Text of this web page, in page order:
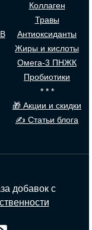
Коллаген
Травы
Антиоксиданты
Жиры и кислоты
Омега-3 ПНЖК
Пробиотики
* * *
🎁 Акции и скидки
✍ Статьи блога
добавок с